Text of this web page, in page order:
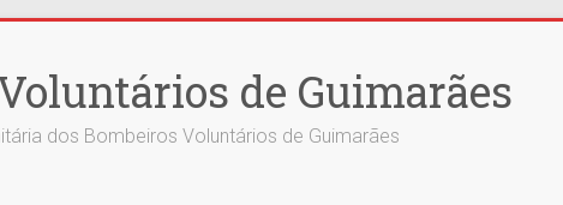
de Guimarães
dos Bombeiros Voluntários de Guimarães